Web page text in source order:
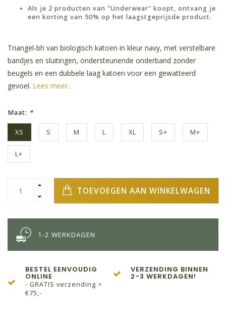
Als je 2 producten van "Underwear" koopt, ontvang je
een korting van 50% op het laagstgeprijsde product.
Triangel-bh van biologisch katoen in kleur navy, met verstelbare
bandjes en sluitingen, ondersteunende onderband zonder
beugels en een dubbele laag katoen voor een gewatteerd
gevoel. Lees meer..
Maat: *
XS S M L XL S+ M+
L+
TOEVOEGEN AAN WINKELWAGEN
1-2 WERKDAGEN
BESTEL EENVOUDIG
ONLINE
- GRATIS verzending >
€75,-
VERZENDING BINNEN
2-3 WERKDAGEN!